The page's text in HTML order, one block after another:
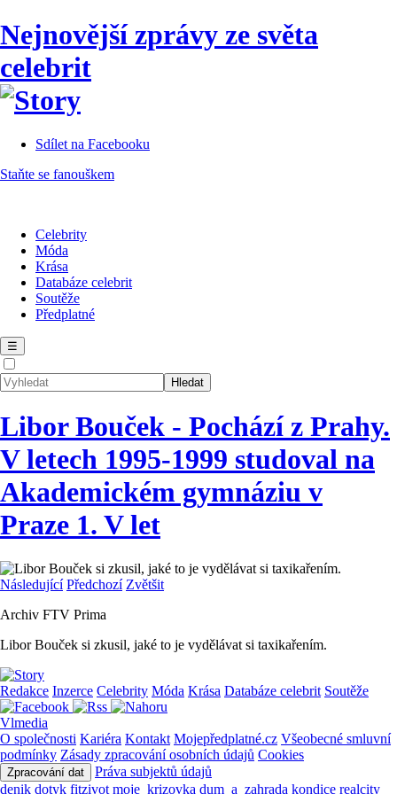
Nejnovější zprávy ze světa
celebrit
Sdílet na Facebooku
Staňte se fanouškem
Celebrity
Móda
Krása
Databáze celebrit
Soutěže
Předplatné
☰
Libor Bouček - Pochází z Prahy.
V letech 1995-1999 studoval na
Akademickém gymnáziu v
Praze 1. V let
Následující Předchozí Zvětšit
Archiv FTV Prima
Libor Bouček si zkusil, jaké to je vydělávat si taxikařením.
Redakce Inzerce Celebrity Móda Krása Databáze celebrit Soutěže
Vlmedia
O společnosti Kariéra Kontakt Mojepředplatné.cz Všeobecné smluvní
podmínky Zásady zpracování osobních údajů Cookies
Zpracování dat
Práva subjektů údajů
denik dotyk fitzivot moje_krizovka dum_a_zahrada kondice realcity